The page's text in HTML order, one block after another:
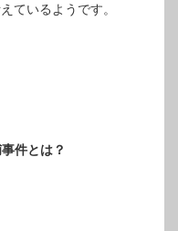
ているようです。
件とは？